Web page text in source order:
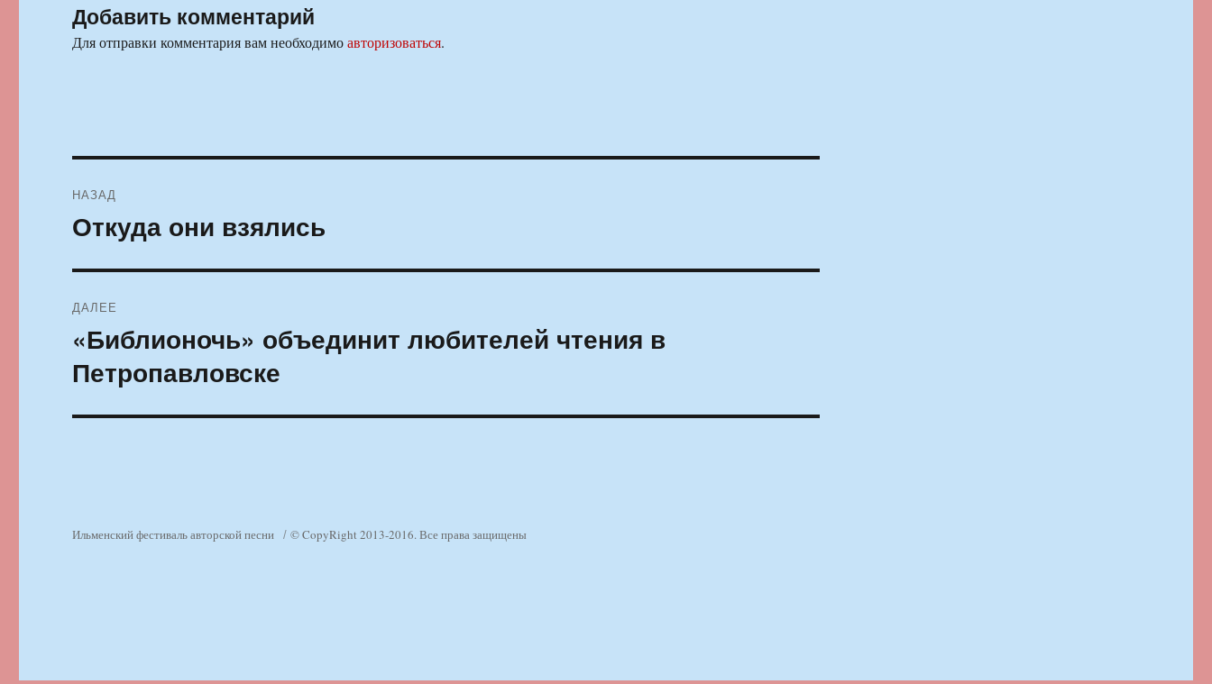
Добавить комментарий
Для отправки комментария вам необходимоавторизоваться.
по
НАЗАД
Предыдущая
запись:
Откуда они взялись
ДАЛЕЕ
Следующая
«Библионочь» объединит любителей чтения в
Петропавловске
Ильменский фестиваль авторской песни © CopyRight 2013-2016. Все права защищены